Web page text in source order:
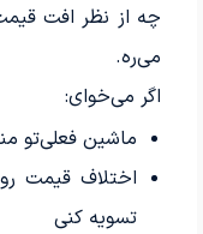
چه از نظر افت
می‌ره.
اگر می‌خوای:
ماشین فعلی‌تو
اختلاف قیمت
تسویه کنی